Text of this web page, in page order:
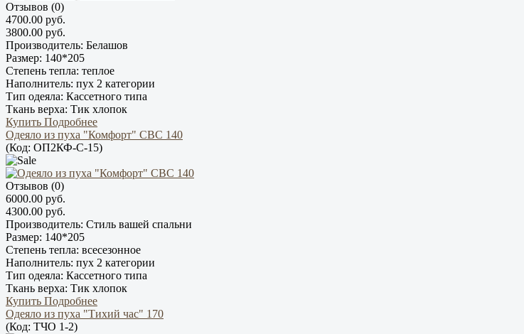
Отзывов (0)
4700.00 руб.
3800.00 руб.
Производитель: Белашов
Размер: 140*205
Степень тепла: теплое
Наполнитель: пух 2 категории
Тип одеяла: Кассетного типа
Ткань верха: Тик хлопок
Купить Подробнее
Одеяло из пуха "Комфорт" СВС 140
(Код: ОП2КФ-С-15)
Отзывов (0)
6000.00 руб.
4300.00 руб.
Производитель: Стиль вашей спальни
Размер: 140*205
Степень тепла: всесезонное
Наполнитель: пух 2 категории
Тип одеяла: Кассетного типа
Ткань верха: Тик хлопок
Купить Подробнее
Одеяло из пуха "Тихий час" 170
(Код: ТЧО 1-2)